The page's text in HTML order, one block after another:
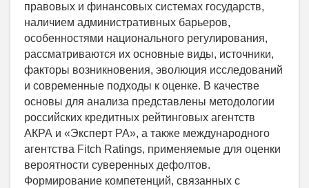
правовых и финансовых системах государств,
наличием административных барьеров,
особенностями национального регулирования,
рассматриваются их основные виды, источники,
факторы возникновения, эволюция исследований
и современные подходы к оценке. В качестве
основы для анализа представлены методологии
российских кредитных рейтинговых агентств
АКРА и «Эксперт РА», а также международного
агентства Fitch Ratings, применяемые для оценки
вероятности суверенных дефолтов.
Формирование компетенций, связанных с